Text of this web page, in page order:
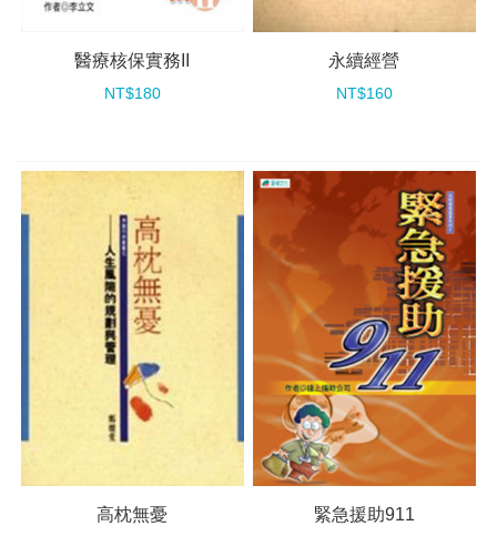
醫療核保實務II
NT$180
永續經營
NT$160
高枕無憂 緊急援助911